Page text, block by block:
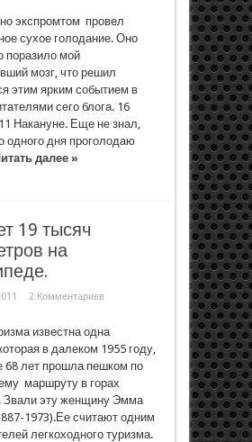
экспромтом провел
сухое голодание. Оно
поразило мой
мозг, что решил
этим ярким событием в
сего блога. 16
Накануне. Еще не знал,
одного дня проголодаю
далее »
19 тысяч
на
2 Комментариев
известна одна
в далеком 1955 году,
68 лет прошла пешком по
маршруту в горах
Звали эту женщину Эмма
1973).Ее считают одним
легкоходного туризма.